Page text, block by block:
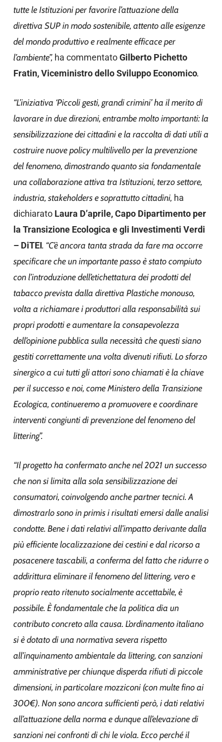
tutte le Istituzioni per favorire l’attuazione della
direttiva SUP in modo sostenibile, attento alle esigenze
del mondo produttivo e realmente efficace per
l’ambiente”, ha commentatoGilberto Pichetto
Fratin, Viceministro dello Sviluppo Economico.
“L’iniziativa ‘Piccoli gesti, grandi crimini’ ha il merito di
lavorare in due direzioni, entrambe molto importanti: la
sensibilizzazione dei cittadini e la raccolta di dati utili a
costruire nuove policy multilivello per la prevenzione
del fenomeno, dimostrando quanto sia fondamentale
una collaborazione attiva tra Istituzioni, terzo settore,
industria, stakeholders e soprattutto cittadini, ha
dichiarato Laura D’aprile, Capo Dipartimento per
la Transizione Ecologica e gli Investimenti Verdi
– DiTEI. “C’è ancora tanta strada da fare ma occorre
specificare che un importante passo è stato compiuto
con l’introduzione dell’etichettatura dei prodotti del
tabacco prevista dalla direttiva Plastiche monouso,
volta a richiamare i produttori alla responsabilità sui
propri prodotti e aumentare la consapevolezza
dell’opinione pubblica sulla necessità che questi siano
gestiti correttamente una volta divenuti rifiuti. Lo sforzo
sinergico a cui tutti gli attori sono chiamati è la chiave
per il successo e noi, come Ministero della Transizione
Ecologica, continueremo a promuovere e coordinare
interventi congiunti di prevenzione del fenomeno del
littering”.
“Il progetto ha confermato anche nel 2021 un successo
che non si limita alla sola sensibilizzazione dei
consumatori, coinvolgendo anche partner tecnici. A
dimostrarlo sono in primis i risultati emersi dalle analisi
condotte. Bene i dati relativi all’impatto derivante dalla
più efficiente localizzazione dei cestini e dal ricorso a
posacenere tascabili, a conferma del fatto che ridurre o
addirittura eliminare il fenomeno del littering, vero e
proprio reato ritenuto socialmente accettabile, è
possibile. È fondamentale che la politica dia un
contributo concreto alla causa. L’ordinamento italiano
si è dotato di una normativa severa rispetto
all’inquinamento ambientale da littering, con sanzioni
amministrative per chiunque disperda rifiuti di piccole
dimensioni, in particolare mozziconi (con multe fino ai
300€). Non sono ancora sufficienti però, i dati relativi
all’attuazione della norma e dunque all’elevazione di
sanzioni nei confronti di chi le viola. Ecco perché il